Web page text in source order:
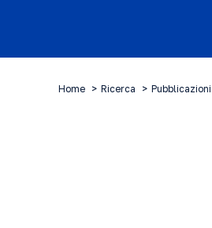
Home Ricerca Pubblicazioni